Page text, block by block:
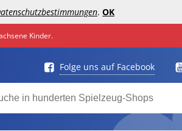
. OK
Kinder.
Folge uns auf Facebook